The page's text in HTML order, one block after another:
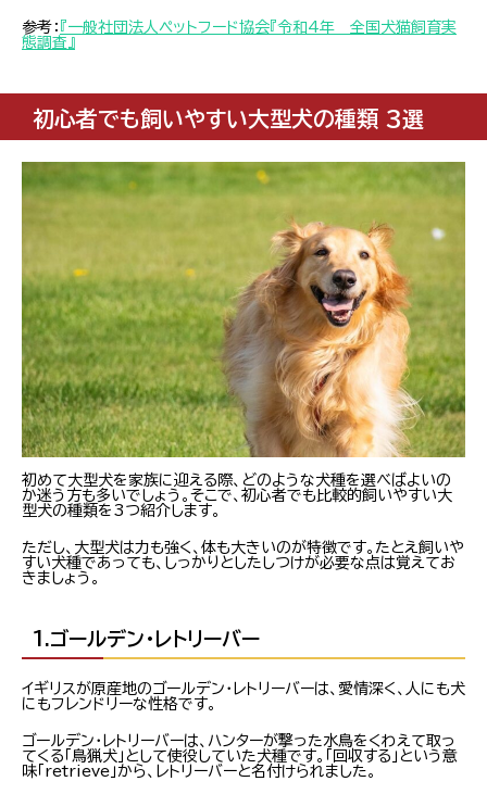
参考： 『一般社団法人ペットフード協会『令和4年 全国犬猫飼育実
態調査』
初心者でも飼いやすい大型犬の種類 3選
初めて大型犬を家族に迎える際、どのような犬種を選べばよいの
か迷う方も多いでしょう。そこで、初心者でも比較的飼いやすい大
型犬の種類を3つ紹介します。
ただし、大型犬は力も強く、体も大きいのが特徴です。たとえ飼いや
すい犬種であっても、しっかりとしたしつけが必要な点は覚えてお
きましょう。
1.ゴールデン・レトリーバー
イギリスが原産地のゴールデン・レトリーバーは、愛情深く、人にも犬
にもフレンドリーな性格です。
ゴールデン・レトリーバーは、ハンターが撃った水鳥をくわえて取っ
てくる「鳥猟犬」として使役していた犬種です。「回収する」という意
味「retrieve」から、レトリーバーと名付けられました。